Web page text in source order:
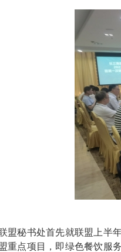
盟秘书处首先就联盟上半
重点项目，即绿色餐饮服